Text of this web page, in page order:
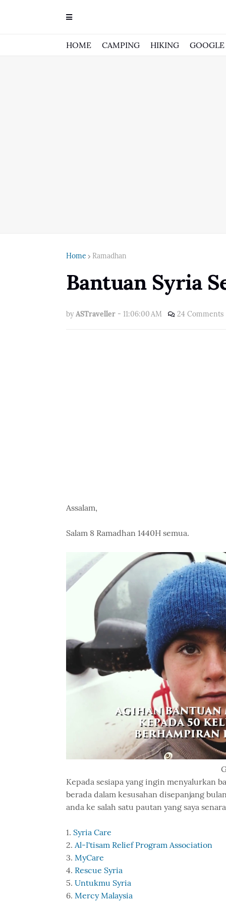
HOME CAMPING HIKING GOOGLE
Home Ramadhan
Bantuan Syria
by ASTraveller - 11:06:00 AM 24 Comments
Assalam,
Salam 8 Ramadhan 1440H semua.
Kepada sesiapa yang ingin menyalurkan
berada dalam kesusahan disepanjang
anda ke salah satu pautan yang saya
1. Syria Care
2. Al-I'tisam Relief Program Association
3. MyCare
4. Rescue Syria
5. Untukmu Syria
6. Mercy Malaysia